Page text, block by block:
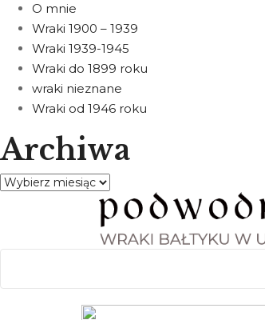
O mnie
Wraki 1900 – 1939
Wraki 1939-1945
Wraki do 1899 roku
wraki nieznane
Wraki od 1946 roku
Archiwa